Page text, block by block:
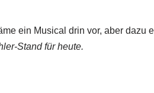
ein Musical drin vor, aber dazu
Stand für heute.